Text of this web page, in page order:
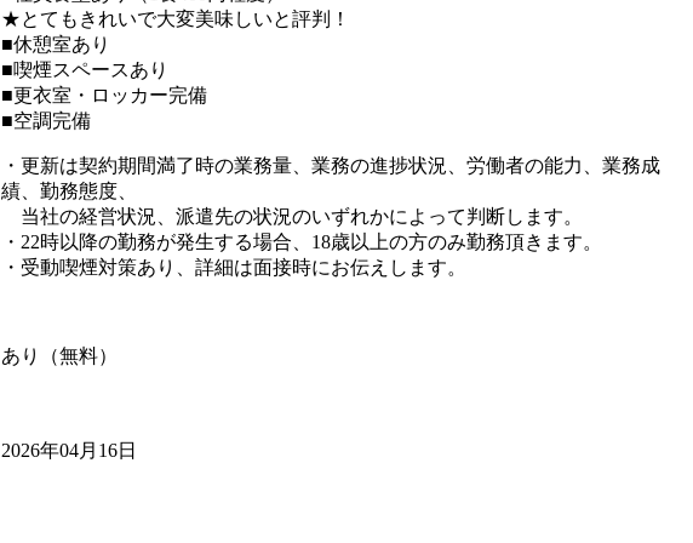
★とてもきれいで大変美味しいと評判！
■休憩室あり
■喫煙スペースあり
■更衣室・ロッカー完備
■空調完備
・更新は契約期間満了時の業務量、業務の進捗状況、労働者の能力、業務成
績、勤務態度、
当社の経営状況、派遣先の状況のいずれかによって判断します。
・22時以降の勤務が発生する場合、18歳以上の方のみ勤務頂きます。
・受動喫煙対策あり、詳細は面接時にお伝えします。
あり（無料）
2026年04月16日